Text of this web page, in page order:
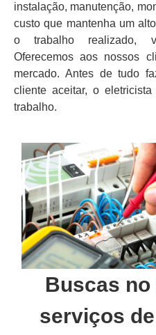
instalação, manutenção,
custo que mantenha um
o trabalho realizado,
Oferecemos aos nossos
mercado. Antes de tudo
cliente aceitar, o
trabalho.
Buscas no
serviços